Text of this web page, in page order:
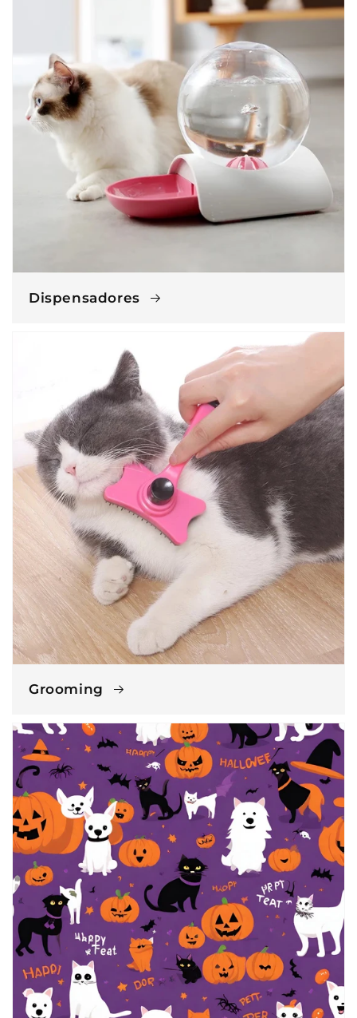
Dispensadores
Grooming